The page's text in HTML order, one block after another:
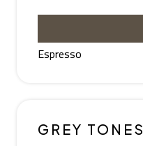
Espresso
GREY TONES